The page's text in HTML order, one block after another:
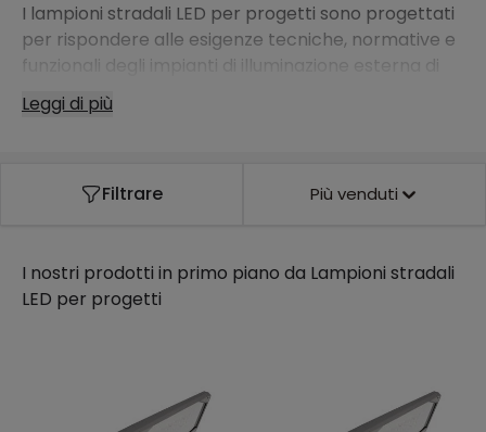
I lampioni stradali LED per progetti sono progettati
per rispondere alle esigenze tecniche, normative e
funzionali degli impianti di illuminazione esterna di
media e grande scala. Dalle riqualificazioni
dell’illuminazione urbana allo sviluppo di
affrontare ogni progetto con un approccio
Leggi di più
Filtrare Più venduti
I nostri prodotti in primo piano da Lampioni stradali
LED per progetti